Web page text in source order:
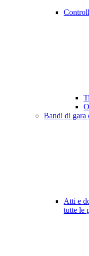
Bandi di gara
Atti e
tutte le